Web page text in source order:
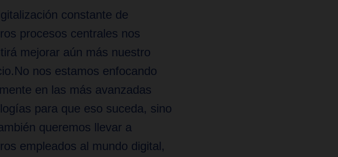
constante de
procesos centrales nos
mejorar aún más nuestro
nos estamos enfocando
en las más avanzadas
para que eso suceda, sino
queremos llevar a
empleados al mundo digital,